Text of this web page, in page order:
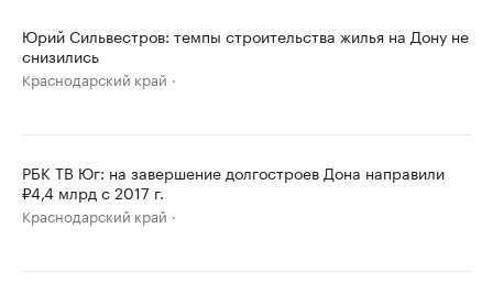
Юрий Сильвестров: темпы строительства жилья на Дону не
снизились
Краснодарский край
РБК ТВ Юг: на завершение долгостроев Дона направили
₽4,4 млрд с 2017 г.
Краснодарский край